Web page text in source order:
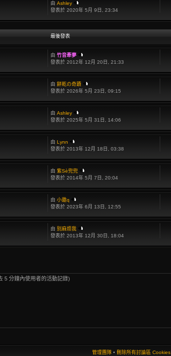
由 Ashley
發表於 2020年 5月 9日, 23:34
最後發表
由 竹音牽夢
發表於 2012年 12月 20日, 21:33
由 餅乾の奇蹟
發表於 2026年 5月 23日, 09:15
由 Ashley
發表於 2025年 5月 31日, 14:06
由 Lynn
發表於 2013年 12月 18日, 03:38
由 紫Sè兜兜
發表於 2014年 5月 7日, 20:04
由 小邀q
發表於 2023年 6月 13日, 12:55
由 别麻烦我
發表於 2013年 12月 30日, 18:04
5 分鐘內使用者的活動記錄)
管理團隊 • 刪除所有討論區 Cookies